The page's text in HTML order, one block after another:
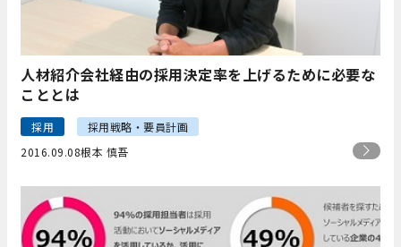
人材紹介会社経由の採用決定率を上げるために必要な
こととは
採用
採用戦略・要員計画
2016.09.08根本 慎吾